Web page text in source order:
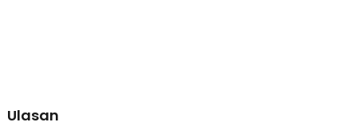
Ulasan